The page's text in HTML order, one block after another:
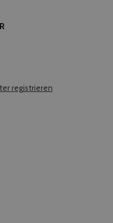
registrieren